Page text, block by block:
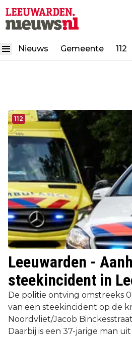
Nieuws Gemeente 112
112
Leeuwarden -
steekincident in
De politie ontving omstreeks
van een steekincident op de
Noordvliet/Jacob
Daarbij is een 37-jarige man